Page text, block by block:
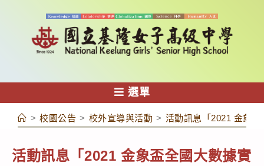
容
選單
> 校園公告 > 校外宣導與活動 > 活動訊息「2021 金象
活動訊息「2021 金象盃全國大數據實